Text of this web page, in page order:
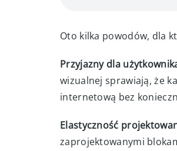
Oto kilka powodów, dla
Przyjazny dla
wizualnej sprawiają, że
internetową bez
Elastyczność
zaprojektowanymi